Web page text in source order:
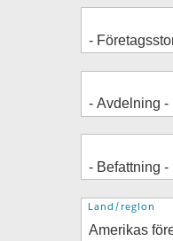
Adress
Land/region